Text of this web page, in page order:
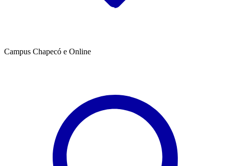
Campus Chapecó e Online